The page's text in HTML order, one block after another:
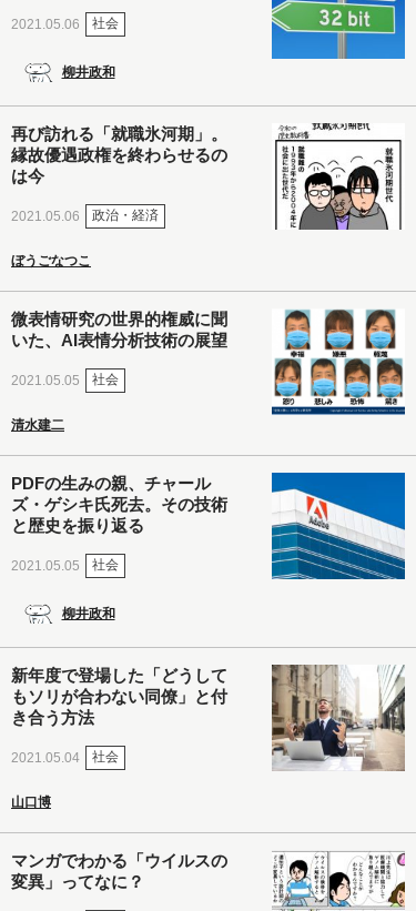
2021.05.06 社会
柳井政和
再び訪れる「就職氷河期」。
縁故優遇政権を終わらせるの
は今
2021.05.06 政治・経済
ぼうごなつこ
微表情研究の世界的権威に聞
いた、AI表情分析技術の展望
2021.05.05 社会
清水建二
PDFの生みの親、チャール
ズ・ゲシキ氏死去。その技術
と歴史を振り返る
2021.05.05 社会
柳井政和
新年度で登場した「どうして
もソリが合わない同僚」と付
き合う方法
2021.05.04 社会
山口博
マンガでわかる「ウイルスの
変異」ってなに？